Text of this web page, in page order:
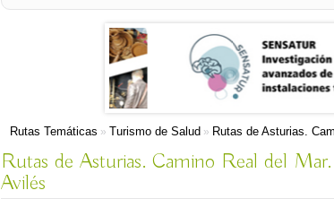
Rutas Temáticas » Turismo de Salud » Rutas de Asturias.
Rutas de Asturias. Camino Real del
Avilés